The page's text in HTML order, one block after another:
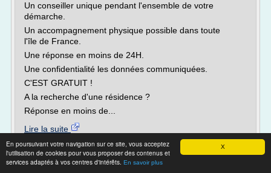
X
En poursuivant votre navigation sur ce site, vous acceptez
l'utilisation de cookies pour vous proposer des contenus et
services adaptés à vos centres d'intérêts. En savoir plus
Un conseiller unique pendant l'ensemble de votre
démarche.
Un accompagnement physique possible dans toute
l'île de France.
Une réponse en moins de 24H.
Une confidentialité les données communiquées.
C'EST GRATUIT !
A la recherche d'une résidence ?
Réponse en moins de...
Lire la suite
Date:2017-07-09 12:48:16
Site :http://conseilretraite.fr
Thèmes liés : tarif maison de retraite en ile de france